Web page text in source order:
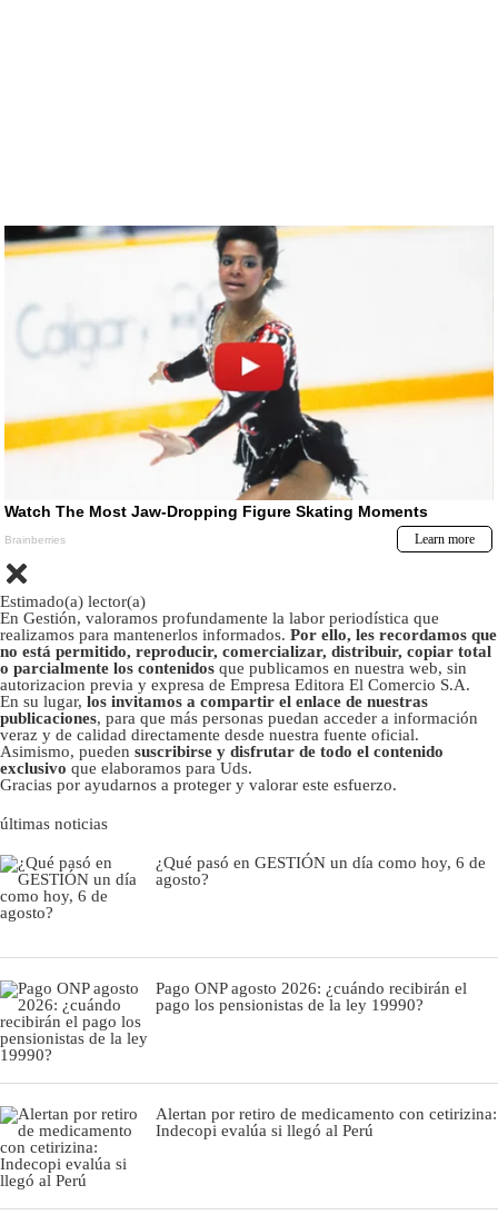
Estimado(a) lector(a)
En Gestión, valoramos profundamente la labor periodística que
realizamos para mantenerlos informados. Por ello, les recordamos que
no está permitido, reproducir, comercializar, distribuir, copiar total
o parcialmente los contenidos que publicamos en nuestra web, sin
autorizacion previa y expresa de Empresa Editora El Comercio S.A.
En su lugar, los invitamos a compartir el enlace de nuestras
publicaciones, para que más personas puedan acceder a información
veraz y de calidad directamente desde nuestra fuente oficial.
Asimismo, pueden suscribirse y disfrutar de todo el contenido
exclusivo que elaboramos para Uds.
Gracias por ayudarnos a proteger y valorar este esfuerzo.
últimas noticias
¿Qué pasó en GESTIÓN un día como hoy, 6 de
agosto?
Pago ONP agosto 2026: ¿cuándo recibirán el
pago los pensionistas de la ley 19990?
Alertan por retiro de medicamento con cetirizina:
Indecopi evalúa si llegó al Perú